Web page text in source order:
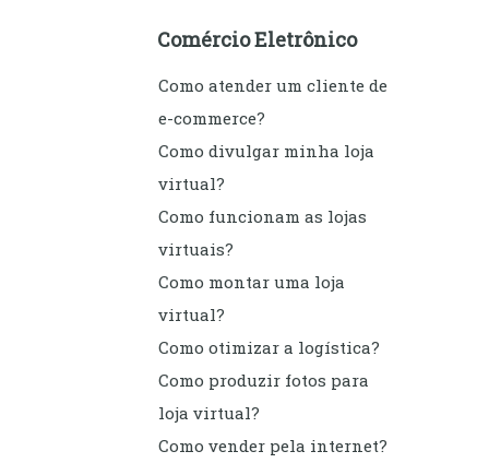
Comércio Eletrônico
Como atender um cliente de
e-commerce?
Como divulgar minha loja
virtual?
Como funcionam as lojas
virtuais?
Como montar uma loja
virtual?
Como otimizar a logística?
Como produzir fotos para
loja virtual?
Como vender pela internet?